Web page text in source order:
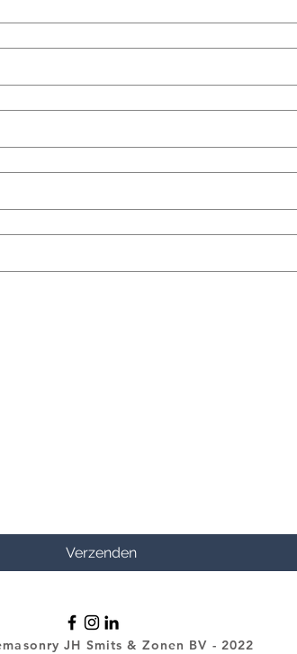
Verzenden
JH Smits & Zonen BV - 2022